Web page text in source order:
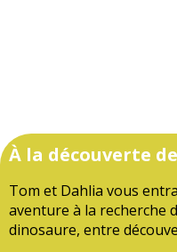
À la découverte
Tom et Dahlia vous
aventure à la recherche
dinosaure, entre